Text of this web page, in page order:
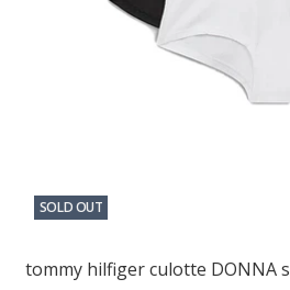
SOLD OUT
tommy hilfiger culotte DONNA s